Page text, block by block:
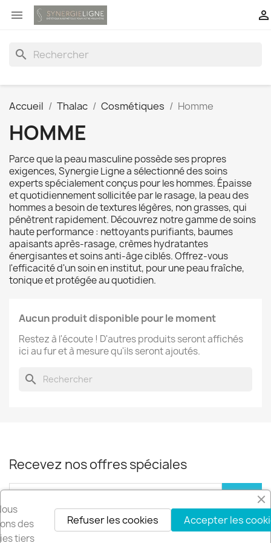
 
search
Accueil Thalac Cosmétiques Homme
HOMME
Parce que la peau masculine possède ses propres
exigences, Synergie Ligne a sélectionné des soins
experts spécialement conçus pour les hommes. Épaisse
et quotidiennement sollicitée par le rasage, la peau des
hommes a besoin de textures légères, non grasses, qui
pénètrent rapidement. Découvrez notre gamme de soins
haute performance : nettoyants purifiants, baumes
apaisants après-rasage, crèmes hydratantes
énergisantes et soins anti-âge ciblés. Offrez-vous
l'efficacité d'un soin en institut, pour une peau fraîche,
tonique et protégée au quotidien.
Aucun produit disponible pour le moment
Restez à l'écoute ! D'autres produits seront affichés
ici au fur et à mesure qu'ils seront ajoutés.
search
Recevez nos offres spéciales
Vous pouvez vous désinscrire à tout moment. Vous trouverez pour cela
nos informations de contact dans les conditions d'utilisation du site.
des
tiers
Accepter les
Refuser les cookies